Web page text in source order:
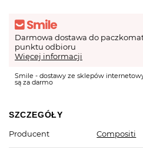
Darmowa dostawa do
punktu odbioru
Więcej informacji
Smile - dostawy ze sklepów
są za darmo
SZCZEGÓŁY
Producent
Compositi